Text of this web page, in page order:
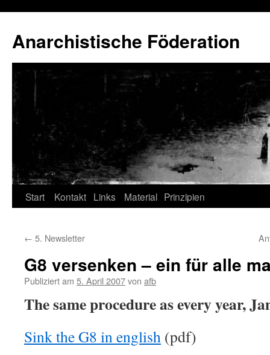
Anarchistische Föderation
Zum
springen
Start Kontakt Links Material Prinzipien
← 5. Newsletter
G8 versenken – ein für alle
Publiziert am 5. April 2007von afb
The same procedure as every year,
Sink the G8 in english (pdf)